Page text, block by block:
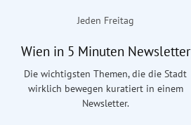
Jeden Freitag
Wien in 5 Minuten Newsletter
Die wichtigsten Themen, die die Stadt
wirklich bewegen kuratiert in einem
Newsletter.